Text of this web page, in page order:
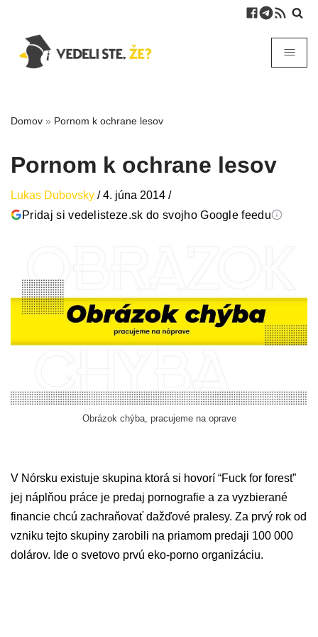
Domov » Pornom k ochrane lesov
Pornom k ochrane lesov
Lukas Dubovsky /4. júna 2014 /
Pridaj si vedelisteze.sk do svojho Google feedu
Obrázok chýba, pracujeme na oprave
V Nórsku existuje skupina ktorá si hovorí “Fuck for forest”
jej náplňou práce je predaj pornografie a za vyzbierané
financie chcú zachraňovať dažďové pralesy. Za prvý rok od
vzniku tejto skupiny zarobili na priamom predaji 100 000
dolárov. Ide o svetovo prvú eko-porno organizáciu.